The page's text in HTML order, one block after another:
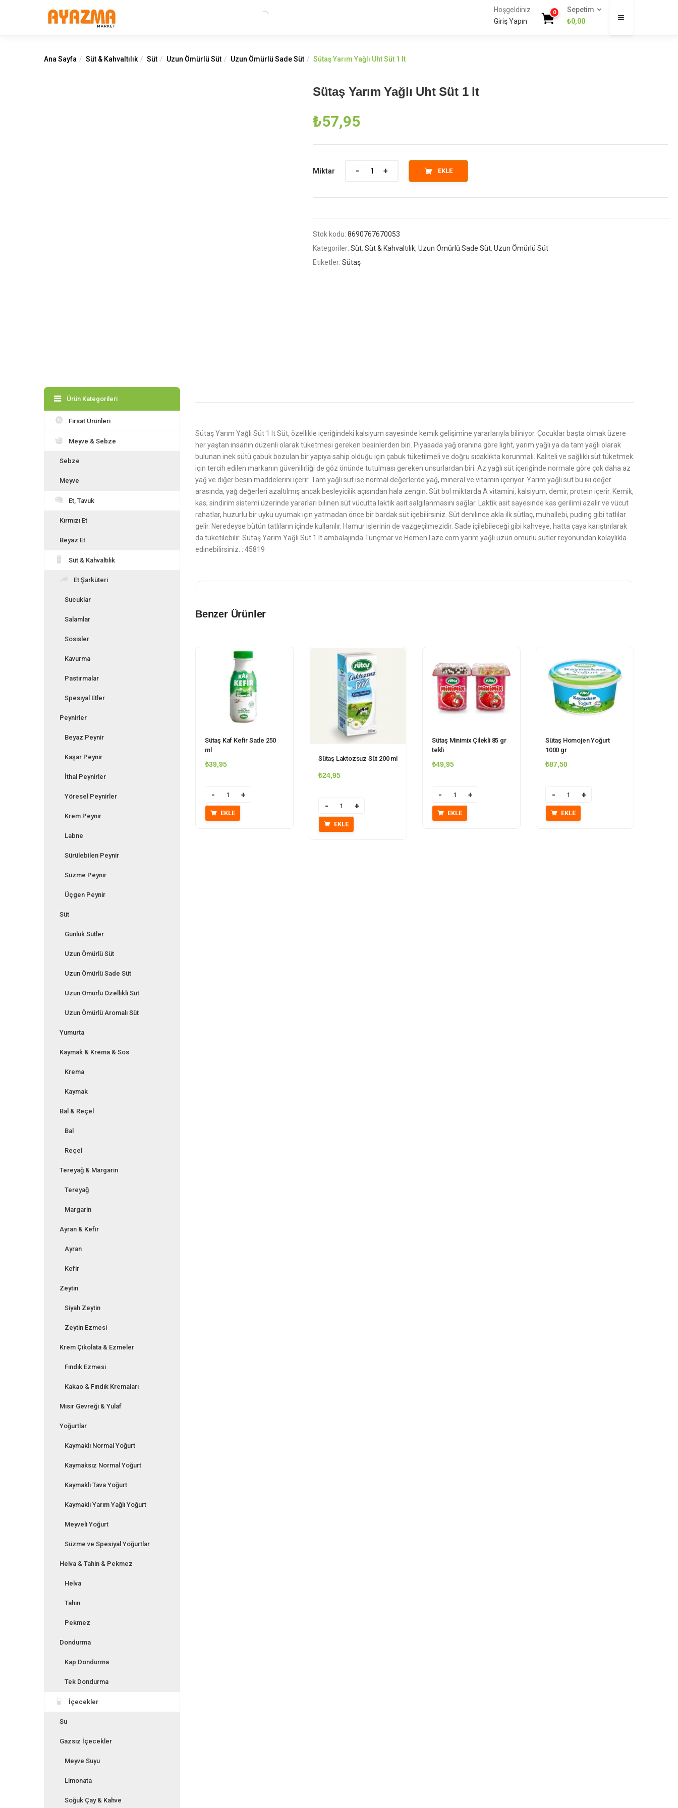
Hoşgeldiniz
Giriş Yapın
0
Sepetim
₺0,00
Ana Sayfa Süt & Kahvaltılık Süt Uzun Ömürlü Süt Uzun Ömürlü Sade Süt Sütaş Yarım Yağlı Uht Süt 1 lt
Sütaş Yarım Yağlı Uht Süt 1 lt
₺57,95
Miktar EKLE
Stok kodu: 8690767670053
Kategoriler: Süt, Süt & Kahvaltılık, Uzun Ömürlü Sade Süt, Uzun Ömürlü Süt
Etiketler: Sütaş
Sütaş Yarım Yağlı Süt 1 lt Süt, özellikle içeriğindeki kalsiyum sayesinde kemik gelişimine yararlarıyla biliniyor. Çocuklar başta olmak üzere
her yaştan insanın düzenli olarak tüketmesi gereken besinlerden biri. Piyasada yağ oranına göre light, yarım yağlı ya da tam yağlı olarak
bulunan inek sütü çabuk bozulan bir yapıya sahip olduğu için çabuk tüketilmeli ve doğru sıcaklıkta korunmalı. Kaliteli ve sağlıklı süt tüketmek
için tercih edilen markanın güvenilirliği de göz önünde tutulması gereken unsurlardan biri. Az yağlı süt içeriğinde normale göre çok daha az
yağ ve diğer besin maddelerini içerir. Tam yağlı süt ise normal değerlerde yağ, mineral ve vitamin içeriyor. Yarım yağlı süt bu iki değer
arasında, yağ değerleri azaltılmış ancak besleyicilik açısından hala zengin. Süt bol miktarda A vitamini, kalsiyum, demir, protein içerir. Kemik,
kas, sindirim sistemi üzerinde yararları bilinen süt vücutta laktik asit salgılanmasını sağlar. Laktik asit sayesinde kas gerilimi azalır ve vücut
rahatlar, huzurlu bir uyku uyumak için yatmadan önce bir bardak süt içebilirsiniz. Süt denilince akla ilk sütlaç, muhallebi, puding gibi tatlılar
gelir. Neredeyse bütün tatlıların içinde kullanılır. Hamur işlerinin de vazgeçilmezidir. Sade içilebileceği gibi kahveye, hatta çaya karıştırılarak
da tüketilebilir. Sütaş Yarım Yağlı Süt 1 lt ambalajında Tunçmar ve HemenTaze.com yarım yağlı uzun ömürlü sütler reyonundan kolaylıkla
edinebilirsiniz. : 45819
Benzer Ürünler
Sütaş Kaf Kefir Sade 250
ml
₺39,95
Miktar
EKLE
Sütaş Laktozsuz Süt 200 ml
₺24,95
Miktar
EKLE
Sütaş Minimix Çilekli 85 gr
tekli
₺49,95
Miktar
EKLE
Sütaş Homojen Yoğurt
1000 gr
₺87,50
Miktar
EKLE
Ürün Kategorileri
Fırsat Ürünleri
Meyve & Sebze
Sebze
Meyve
Et, Tavuk
Kırmızı Et
Beyaz Et
Süt & Kahvaltılık
Et Şarküteri
Sucuklar
Salamlar
Sosisler
Kavurma
Pastırmalar
Spesiyal Etler
Peynirler
Beyaz Peynir
Kaşar Peynir
İthal Peynirler
Yöresel Peynirler
Krem Peynir
Labne
Sürülebilen Peynir
Süzme Peynir
Üçgen Peynir
Süt
Günlük Sütler
Uzun Ömürlü Süt
Uzun Ömürlü Sade Süt
Uzun Ömürlü Özellikli Süt
Uzun Ömürlü Aromalı Süt
Yumurta
Kaymak & Krema & Sos
Krema
Kaymak
Bal & Reçel
Bal
Reçel
Tereyağ & Margarin
Tereyağ
Margarin
Ayran & Kefir
Ayran
Kefir
Zeytin
Siyah Zeytin
Zeytin Ezmesi
Krem Çikolata & Ezmeler
Fındık Ezmesi
Kakao & Fındık Kremaları
Mısır Gevreği & Yulaf
Yoğurtlar
Kaymaklı Normal Yoğurt
Kaymaksız Normal Yoğurt
Kaymaklı Tava Yoğurt
Kaymaklı Yarım Yağlı Yoğurt
Meyveli Yoğurt
Süzme ve Spesiyal Yoğurtlar
Helva & Tahin & Pekmez
Helva
Tahin
Pekmez
Dondurma
Kap Dondurma
Tek Dondurma
İçecekler
Su
Gazsız İçecekler
Meyve Suyu
Limonata
Soğuk Çay & Kahve